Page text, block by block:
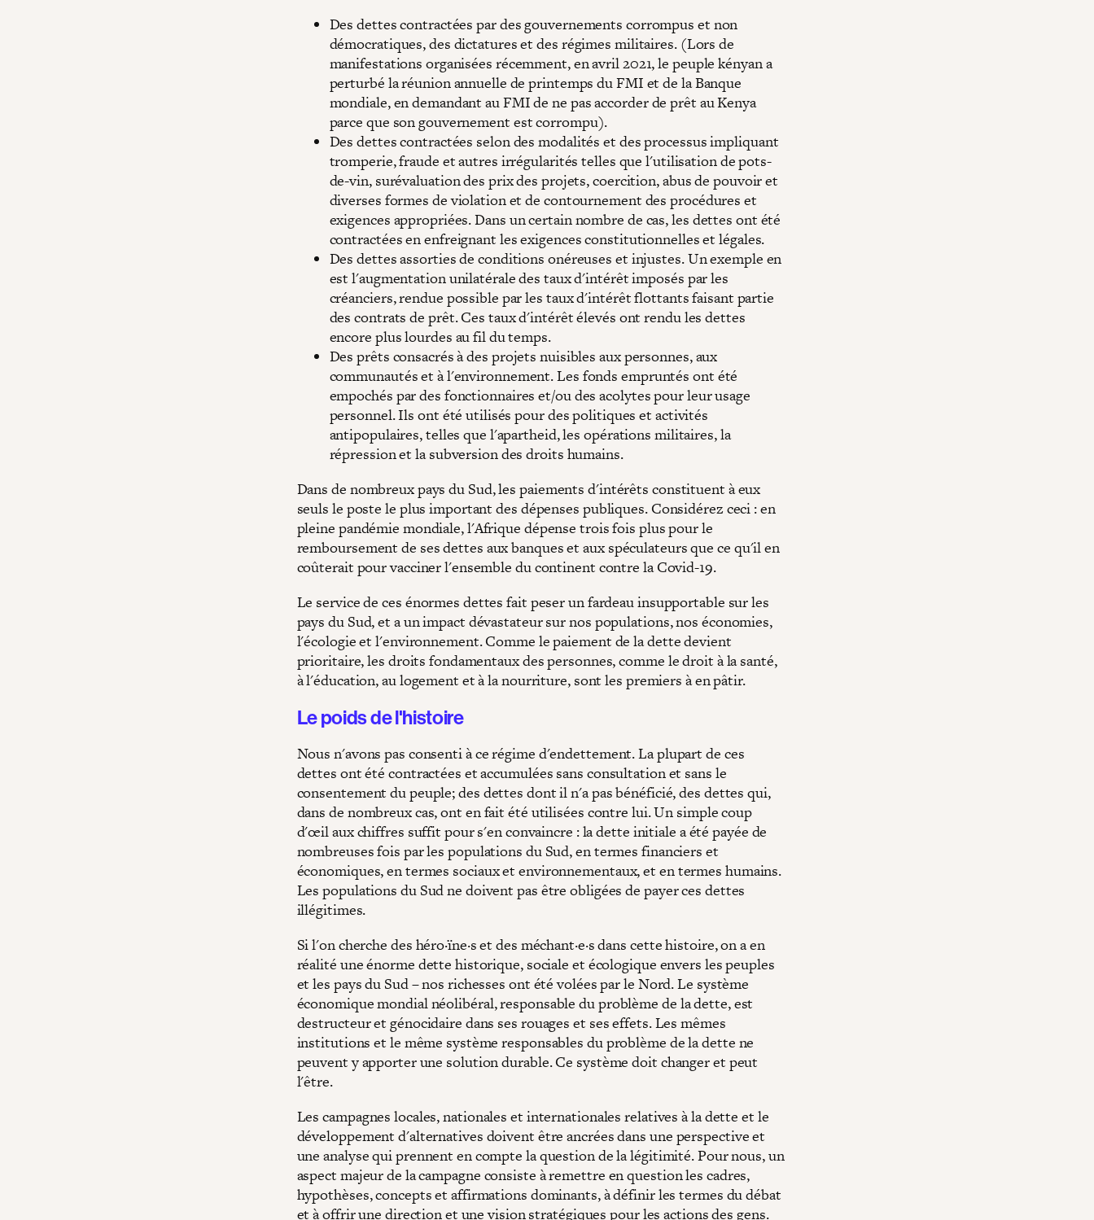
Des dettes contractées par des gouvernements corrompus et non
démocratiques, des dictatures et des régimes militaires. (Lors de
manifestations organisées récemment, en avril 2021, le peuple kényan a
perturbé la réunion annuelle de printemps du FMI et de la Banque
mondiale, en demandant au FMI de ne pas accorder de prêt au Kenya
parce que son gouvernement est corrompu).
Des dettes contractées selon des modalités et des processus impliquant
tromperie, fraude et autres irrégularités telles que l'utilisation de pots-
de-vin, surévaluation des prix des projets, coercition, abus de pouvoir et
diverses formes de violation et de contournement des procédures et
exigences appropriées. Dans un certain nombre de cas, les dettes ont été
contractées en enfreignant les exigences constitutionnelles et légales.
Des dettes assorties de conditions onéreuses et injustes. Un exemple en
est l'augmentation unilatérale des taux d'intérêt imposés par les
créanciers, rendue possible par les taux d'intérêt flottants faisant partie
des contrats de prêt. Ces taux d'intérêt élevés ont rendu les dettes
encore plus lourdes au fil du temps.
Des prêts consacrés à des projets nuisibles aux personnes, aux
communautés et à l'environnement. Les fonds empruntés ont été
empochés par des fonctionnaires et/ou des acolytes pour leur usage
personnel. Ils ont été utilisés pour des politiques et activités
antipopulaires, telles que l'apartheid, les opérations militaires, la
répression et la subversion des droits humains.
Dans de nombreux pays du Sud, les paiements d'intérêts constituent à eux
seuls le poste le plus important des dépenses publiques. Considérez ceci : en
pleine pandémie mondiale, l'Afrique dépense trois fois plus pour le
remboursement de ses dettes aux banques et aux spéculateurs que ce qu'il en
coûterait pour vacciner l'ensemble du continent contre la Covid-19.
Le service de ces énormes dettes fait peser un fardeau insupportable sur les
pays du Sud, et a un impact dévastateur sur nos populations, nos économies,
l'écologie et l'environnement. Comme le paiement de la dette devient
prioritaire, les droits fondamentaux des personnes, comme le droit à la santé,
à l'éducation, au logement et à la nourriture, sont les premiers à en pâtir.
Le poids de l'histoire
Nous n'avons pas consenti à ce régime d'endettement. La plupart de ces
dettes ont été contractées et accumulées sans consultation et sans le
consentement du peuple; des dettes dont il n'a pas bénéficié, des dettes qui,
dans de nombreux cas, ont en fait été utilisées contre lui. Un simple coup
d'œil aux chiffres suffit pour s'en convaincre : la dette initiale a été payée de
nombreuses fois par les populations du Sud, en termes financiers et
économiques, en termes sociaux et environnementaux, et en termes humains.
Les populations du Sud ne doivent pas être obligées de payer ces dettes
illégitimes.
Si l'on cherche des héro·ïne·s et des méchant·e·s dans cette histoire, on a en
réalité une énorme dette historique, sociale et écologique envers les peuples
et les pays du Sud – nos richesses ont été volées par le Nord. Le système
économique mondial néolibéral, responsable du problème de la dette, est
destructeur et génocidaire dans ses rouages et ses effets. Les mêmes
institutions et le même système responsables du problème de la dette ne
peuvent y apporter une solution durable. Ce système doit changer et peut
l'être.
Les campagnes locales, nationales et internationales relatives à la dette et le
développement d'alternatives doivent être ancrées dans une perspective et
une analyse qui prennent en compte la question de la légitimité. Pour nous, un
aspect majeur de la campagne consiste à remettre en question les cadres,
hypothèses, concepts et affirmations dominants, à définir les termes du débat
et à offrir une direction et une vision stratégiques pour les actions des gens.